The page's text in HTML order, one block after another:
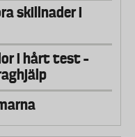
skillnader i
i hårt test –